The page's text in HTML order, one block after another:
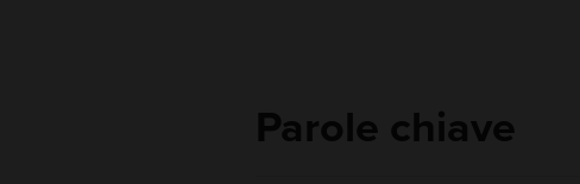
Parole chiave